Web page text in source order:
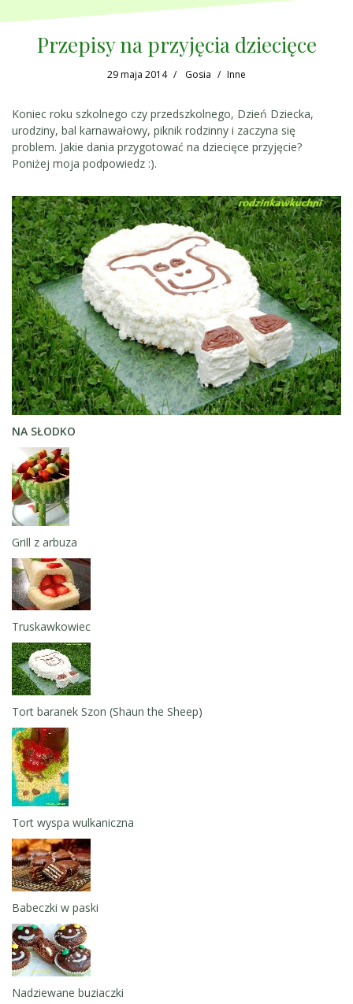
Przepisy na przyjęcia dziecięce
29 maja 2014 Gosia Inne
Koniec roku szkolnego czy przedszkolnego, Dzień Dziecka,
urodziny, bal karnawałowy, piknik rodzinny i zaczyna się
problem. Jakie dania przygotować na dziecięce przyjęcie?
Poniżej moja podpowiedz :).
NA SŁODKO
Grill z arbuza
Truskawkowiec
Tort baranek Szon (Shaun the Sheep)
Tort wyspa wulkaniczna
Babeczki w paski
Nadziewane buziaczki